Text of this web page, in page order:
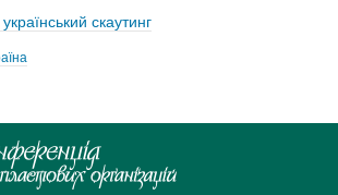
скаутинг